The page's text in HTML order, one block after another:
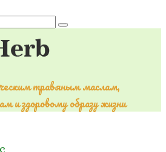
травяным маслам,
и здоровому образу жизни